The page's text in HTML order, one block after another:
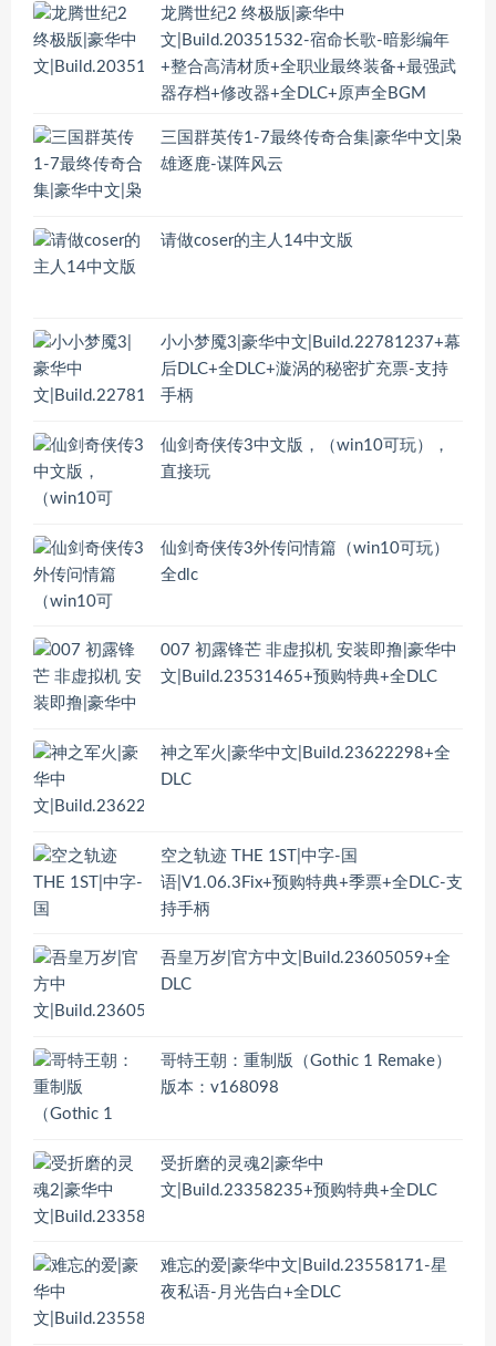
龙腾世纪2 终极版|豪华中
文|Build.20351532-宿命长歌-暗影编年
+整合高清材质+全职业最终装备+最强武
器存档+修改器+全DLC+原声全BGM
三国群英传1-7最终传奇合集|豪华中文|枭
雄逐鹿-谋阵风云
请做coser的主人14中文版
小小梦魇3|豪华中文|Build.22781237+幕
后DLC+全DLC+漩涡的秘密扩充票-支持
手柄
仙剑奇侠传3中文版，（win10可玩），
直接玩
仙剑奇侠传3外传问情篇（win10可玩）
全dlc
007 初露锋芒 非虚拟机 安装即撸|豪华中
文|Build.23531465+预购特典+全DLC
神之军火|豪华中文|Build.23622298+全
DLC
空之轨迹 THE 1ST|中字-国
语|V1.06.3Fix+预购特典+季票+全DLC-支
持手柄
吾皇万岁|官方中文|Build.23605059+全
DLC
哥特王朝：重制版（Gothic 1 Remake）
版本：v168098
受折磨的灵魂2|豪华中
文|Build.23358235+预购特典+全DLC
难忘的爱|豪华中文|Build.23558171-星
夜私语-月光告白+全DLC